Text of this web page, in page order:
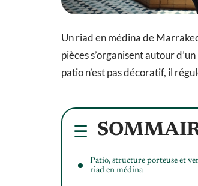
Un riad en médina de
pièces s’organisent autour
patio n’est pas décoratif, il
Patio, structure porteuse et
riad en médina